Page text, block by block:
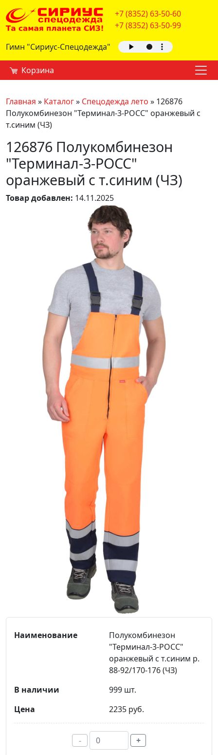
+7 (8352) 63-50-60
+7 (8352) 63-50-99
Гимн "Сириус-Спецодежда"
Корзина
Главная » Каталог» Спецодежда лето » 126876
Полукомбинезон "Терминал-3-РОСС" оранжевый с
т.синим (ЧЗ)
126876 Полукомбинезон
"Терминал-3-РОСС"
оранжевый с т.синим (ЧЗ)
Товар добавлен: 14.11.2025
Полукомбинезон
"Терминал-3-РОСС"
оранжевый с т.синим р.
88-92/170-176 (ЧЗ)
999 шт.
2235 руб.
- +